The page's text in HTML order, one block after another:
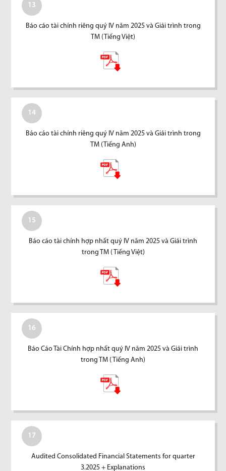
13
Báo cáo tài chính riêng quý IV năm 2025 và Giải trình trong
TM (Tiếng Việt)
14
Báo cáo tài chính riêng quý IV năm 2025 và Giải trình trong
TM (Tiếng Anh)
15
Báo cáo tài chính hợp nhất quý IV năm 2025 và Giải trình
trong TM ( Tiếng Việt)
16
Báo Cáo Tài Chính hợp nhất quý IV năm 2025 và Giải trình
trong TM ( Tiếng Anh)
17
Audited Consolidated Financial Statements for quarter
3.2025 + Explanations